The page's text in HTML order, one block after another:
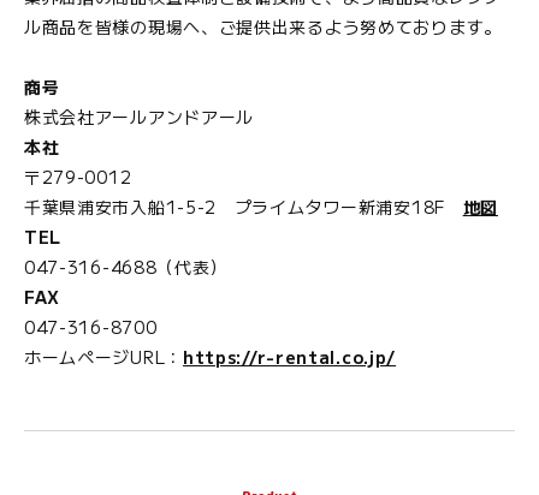
ル商品を皆様の現場へ、ご提供出来るよう努めております。
商号
株式会社アールアンドアール
本社
〒279-0012
千葉県浦安市入船1-5-2 プライムタワー新浦安18F 地図
TEL
047-316-4688（代表）
FAX
047-316-8700
ホームページURL： https://r-rental.co.jp/